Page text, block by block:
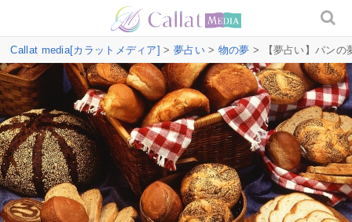
Callat media[カラットメディア] > 夢占い> 物の夢 > 【夢占い】パンの